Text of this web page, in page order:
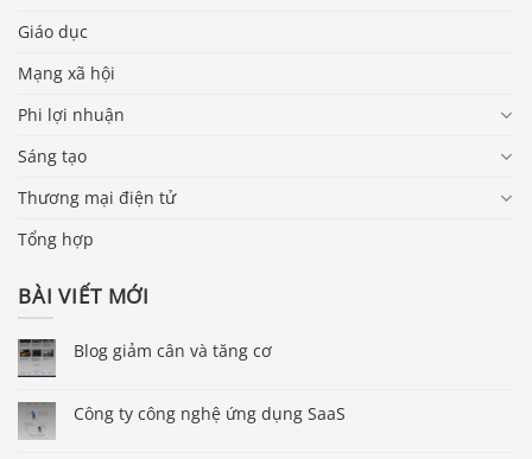
Giáo dục
Mạng xã hội
Phi lợi nhuận
Sáng tạo
Thương mại điện tử
Tổng hợp
BÀI VIẾT MỚI
Blog giảm cân và tăng cơ
Công ty công nghệ ứng dụng SaaS